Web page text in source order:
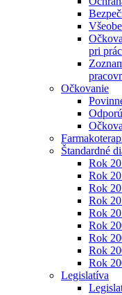
pri
Očkovanie
Štandardné
Rok
Rok
Rok
Rok
Rok
Rok
Rok
Rok
Rok
Legislatíva